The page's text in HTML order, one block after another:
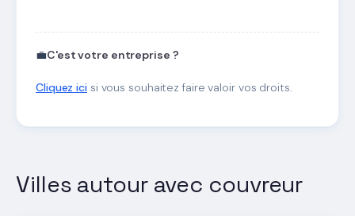
💼C'est votre entreprise ?
Cliquez icisi vous souhaitez faire valoir vos droits.
Villes autour avec couvreur